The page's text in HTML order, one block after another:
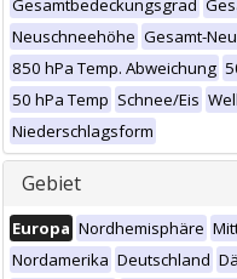
Gesamtbedeckungsgrad
Neuschneehöhe Gesamt-
850 hPa Temp. Abweichung
50 hPa Temp Schnee/Eis
Niederschlagsform
Gebiet
Europa Nordhemisphäre
Nordamerika Deutschland